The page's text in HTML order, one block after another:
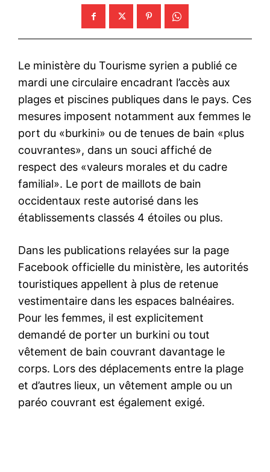
Le ministère du Tourisme syrien a publié ce
mardi une circulaire encadrant l’accès aux
plages et piscines publiques dans le pays. Ces
mesures imposent notamment aux femmes le
port du «burkini» ou de tenues de bain «plus
couvrantes», dans un souci affiché de
respect des «valeurs morales et du cadre
familial». Le port de maillots de bain
occidentaux reste autorisé dans les
établissements classés 4 étoiles ou plus.
Dans les publications relayées sur la page
Facebook officielle du ministère, les autorités
touristiques appellent à plus de retenue
vestimentaire dans les espaces balnéaires.
Pour les femmes, il est explicitement
demandé de porter un burkini ou tout
vêtement de bain couvrant davantage le
corps. Lors des déplacements entre la plage
et d’autres lieux, un vêtement ample ou un
paréo couvrant est également exigé.